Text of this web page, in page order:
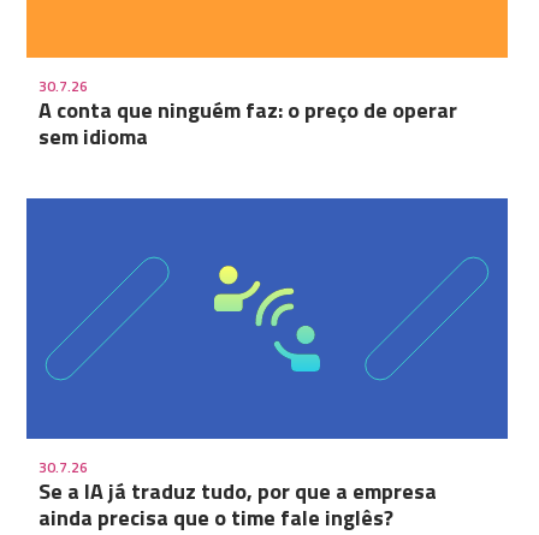
30.7.26
A conta que ninguém faz: o preço de operar
sem idioma
30.7.26
Se a IA já traduz tudo, por que a empresa
ainda precisa que o time fale inglês?